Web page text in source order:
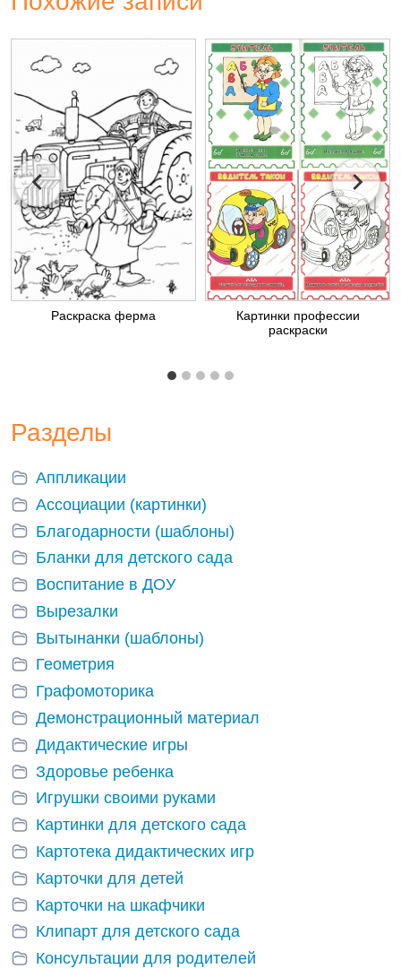
Раскраска ферма
Картинки профессии
раскраски
Разделы
Аппликации
Ассоциации (картинки)
Благодарности (шаблоны)
Бланки для детского сада
Воспитание в ДОУ
Вырезалки
Вытынанки (шаблоны)
Геометрия
Графомоторика
Демонстрационный материал
Дидактические игры
Здоровье ребенка
Игрушки своими руками
Картинки для детского сада
Картотека дидактических игр
Карточки для детей
Карточки на шкафчики
Клипарт для детского сада
Консультации для родителей